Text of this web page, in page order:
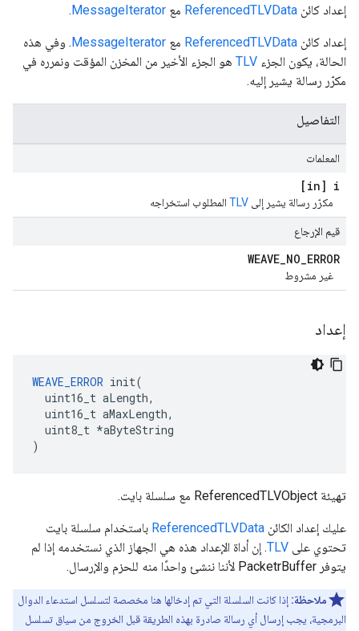
إعداد كائن ReferencedTLVData مع MessageIterator
.
إعداد كائن ReferencedTLVData مع MessageIterator. وفي هذه
الحالة، يكون الجزء TLV هو الجزء الأخير من المخزن المؤقت ونمرره في
مكرّر رسالة يشير إليه.
التفاصيل
المعلمات
[in] i
مكرّر رسالة يشير إلى TLV المطلوب استخراجه
قيم الإرجاع
WEAVE_NO_ERROR
غير مشروط
إعداد
WEAVE_ERROR init(
  uint16_t aLength,
  uint16_t aMaxLength,
  uint8_t *aByteString
)
تهيئة ReferencedTLVObject مع سلسلة بايت.
عليك إعداد الكائن ReferencedTLVData باستخدام سلسلة بايت
تحتوي على TLV. إن أداة الإعداد هذه هي الجهاز الذي نستخدمه إذا لم
يتوفر PacketrBuffer لأننا ننشئ واحدًا منه للحزم والإرسال.
ملاحظة: إذا كانت السلسلة التي تم إدخالها هنا مخصصة لتسلسل استدعاء الدوال
البرمجية، يجب إرسال أي رسالة صادرة بهذه الطريقة قبل الخروج من سياق تسلسل